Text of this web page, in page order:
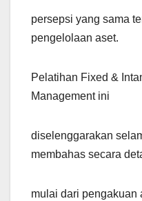
persepsi yang sama
pengelolaan aset.
Pelatihan Fixed &
Management ini
diselenggarakan
membahas secara
mulai dari pengakuan